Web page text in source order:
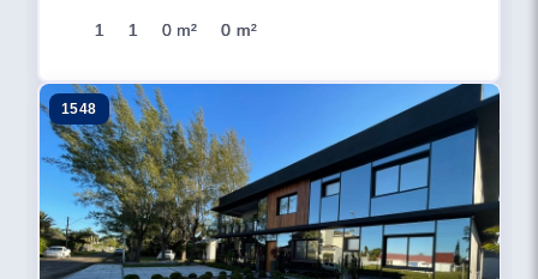
1 1 0 m² 0 m²
1548